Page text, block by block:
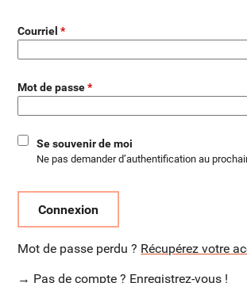
Courriel
Mot de passe
Se souvenir de moi
Ne pas demander d’authentification au
Connexion
Mot de passe perdu ? Récupérez votre
→ Pas de compte ? Enregistrez-vous !